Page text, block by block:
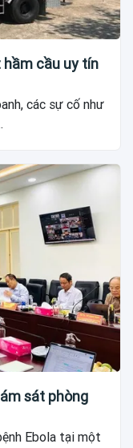
hầm cầu uy tín
các sự cố như
sát phòng
Ebola tại một